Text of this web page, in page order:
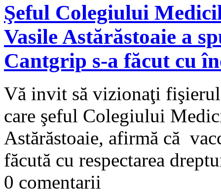
Şeful Colegiului
Vasile Astărăstoaie a
Cantgrip s-a făcut cu
Vă invit să vizionaţi
care şeful Colegiului
Astărăstoaie, afirmă că
făcută cu respectarea
0 comentarii